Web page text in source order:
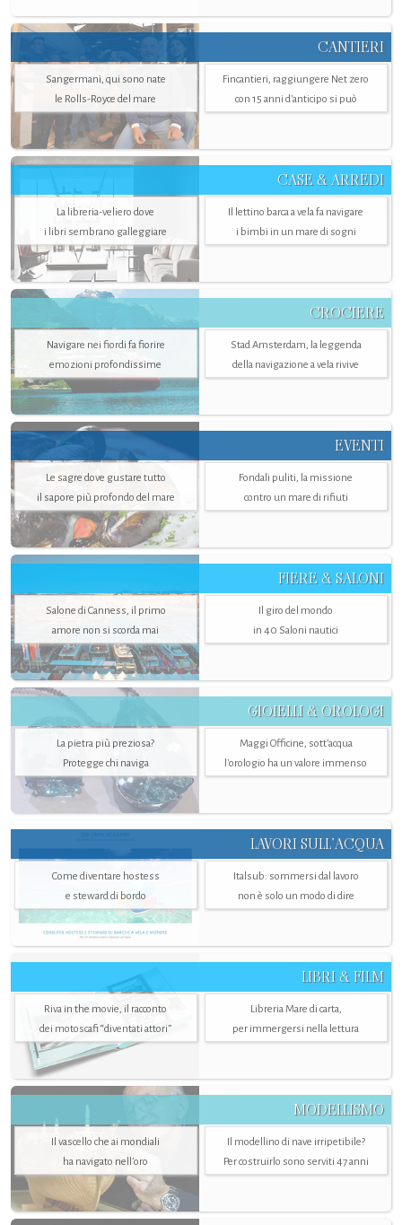
CANTIERI
Sangermani, qui sono nate
le Rolls-Royce del mare
Fincantieri, raggiungere Net zero
con 15 anni d'anticipo si può
CASE & ARREDI
La libreria-veliero dove
i libri sembrano galleggiare
Il lettino barca a vela fa navigare
i bimbi in un mare di sogni
CROCIERE
Navigare nei fiordi fa fiorire
emozioni profondissime
Stad Amsterdam, la leggenda
della navigazione a vela rivive
EVENTI
Le sagre dove gustare tutto
il sapore più profondo del mare
Fondali puliti, la missione
contro un mare di rifiuti
FIERE & SALONI
Salone di Canness, il primo
amore non si scorda mai
Il giro del mondo
in 40 Saloni nautici
GIOIELLI & OROLOGI
La pietra più preziosa?
Protegge chi naviga
Maggi Officine, sott’acqua
l'orologio ha un valore immenso
LAVORI SULL’ACQUA
Come diventare hostess
e steward di bordo
Italsub: sommersi dal lavoro
non è solo un modo di dire
LIBRI & FILM
Riva in the movie, il racconto
dei motoscafi “diventati attori”
Libreria Mare di carta,
per immergersi nella lettura
MODELLISMO
Il vascello che ai mondiali
ha navigato nell’oro
Il modellino di nave irripetibile?
Per costruirlo sono serviti 47 anni